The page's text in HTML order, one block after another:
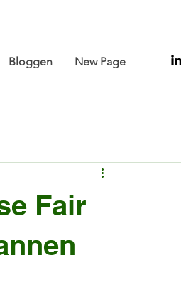
Bloggen New Page
Fair